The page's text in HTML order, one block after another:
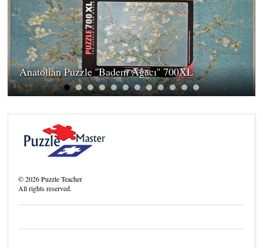
Anatolian Puzzle ''Badem Ağacı'' 700XL
©2026Puzzle Teacher
All rights reserved.